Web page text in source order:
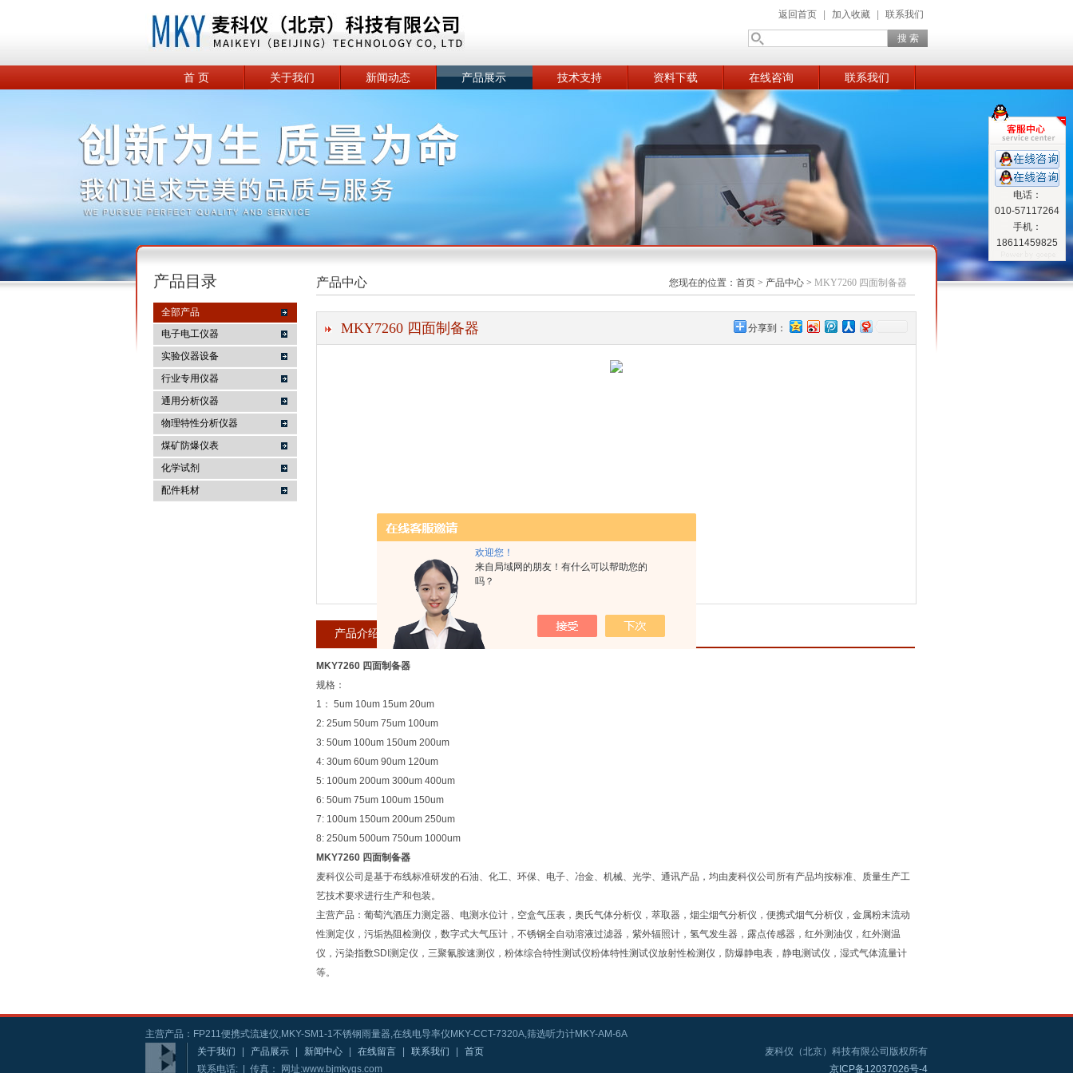
欢迎您！
来自局域网的朋友！有什么可以帮助您的
吗？
麦科仪（北京）科技有限公司
返回首页 加入收藏 联系我们
首 页 关于我们 新闻动态 产品展示 技术支持 资料下载 在线咨询 联系我们
产品目录
全部产品
电子电工仪器
实验仪器设备
行业专用仪器
通用分析仪器
物理特性分析仪器
煤矿防爆仪表
化学试剂
配件耗材
产品中心 您现在的位置： 首页 > 产品中心 > MKY7260 四面制备器
MKY7260 四面制备器 分享到：
产品介绍 在线留言
MKY7260 四面制备器
规格：
1： 5um 10um 15um 20um
2: 25um 50um 75um 100um
3: 50um 100um 150um 200um
4: 30um 60um 90um 120um
5: 100um 200um 300um 400um
6: 50um 75um 100um 150um
7: 100um 150um 200um 250um
8: 250um 500um 750um 1000um
MKY7260 四面制备器
麦科仪公司是基于布线标准研发的石油、化工、环保、电子、冶金、机械、光学、通讯产品，均由麦科仪公司所有产品均按标准、质量生产工
艺技术要求进行生产和包装。
主营产品：葡萄汽酒压力测定器、电测水位计，空盒气压表，奥氏气体分析仪，萃取器，烟尘烟气分析仪，便携式烟气分析仪，金属粉末流动
性测定仪，污垢热阻检测仪，数字式大气压计，不锈钢全自动溶液过滤器，紫外辐照计，氢气发生器，露点传感器，红外测油仪，红外测温
仪，污染指数SDI测定仪，三聚氰胺速测仪，粉体综合特性测试仪粉体特性测试仪放射性检测仪，防爆静电表，静电测试仪，湿式气体流量计
等。
主营产品：FP211便携式流速仪,MKY-SM1-1不锈钢雨量器,在线电导率仪MKY-CCT-7320A,筛选听力计MKY-AM-6A
关于我们
产品展示 新闻中心 在线留言 联系我们
首页
联系电话: | 传真： 网址:www.bjmkygs.com
麦科仪（北京）科技有限公司版权所有
京ICP备12037026号-4
电话：
010-57117264
手机：
18611459825